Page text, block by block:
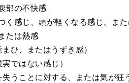
部の不快感
く感じ、頭が軽くなる感じ、ま
たは熱感
ひ、またはうずき感）
ではない感じ）
うことに対する、または気が狂